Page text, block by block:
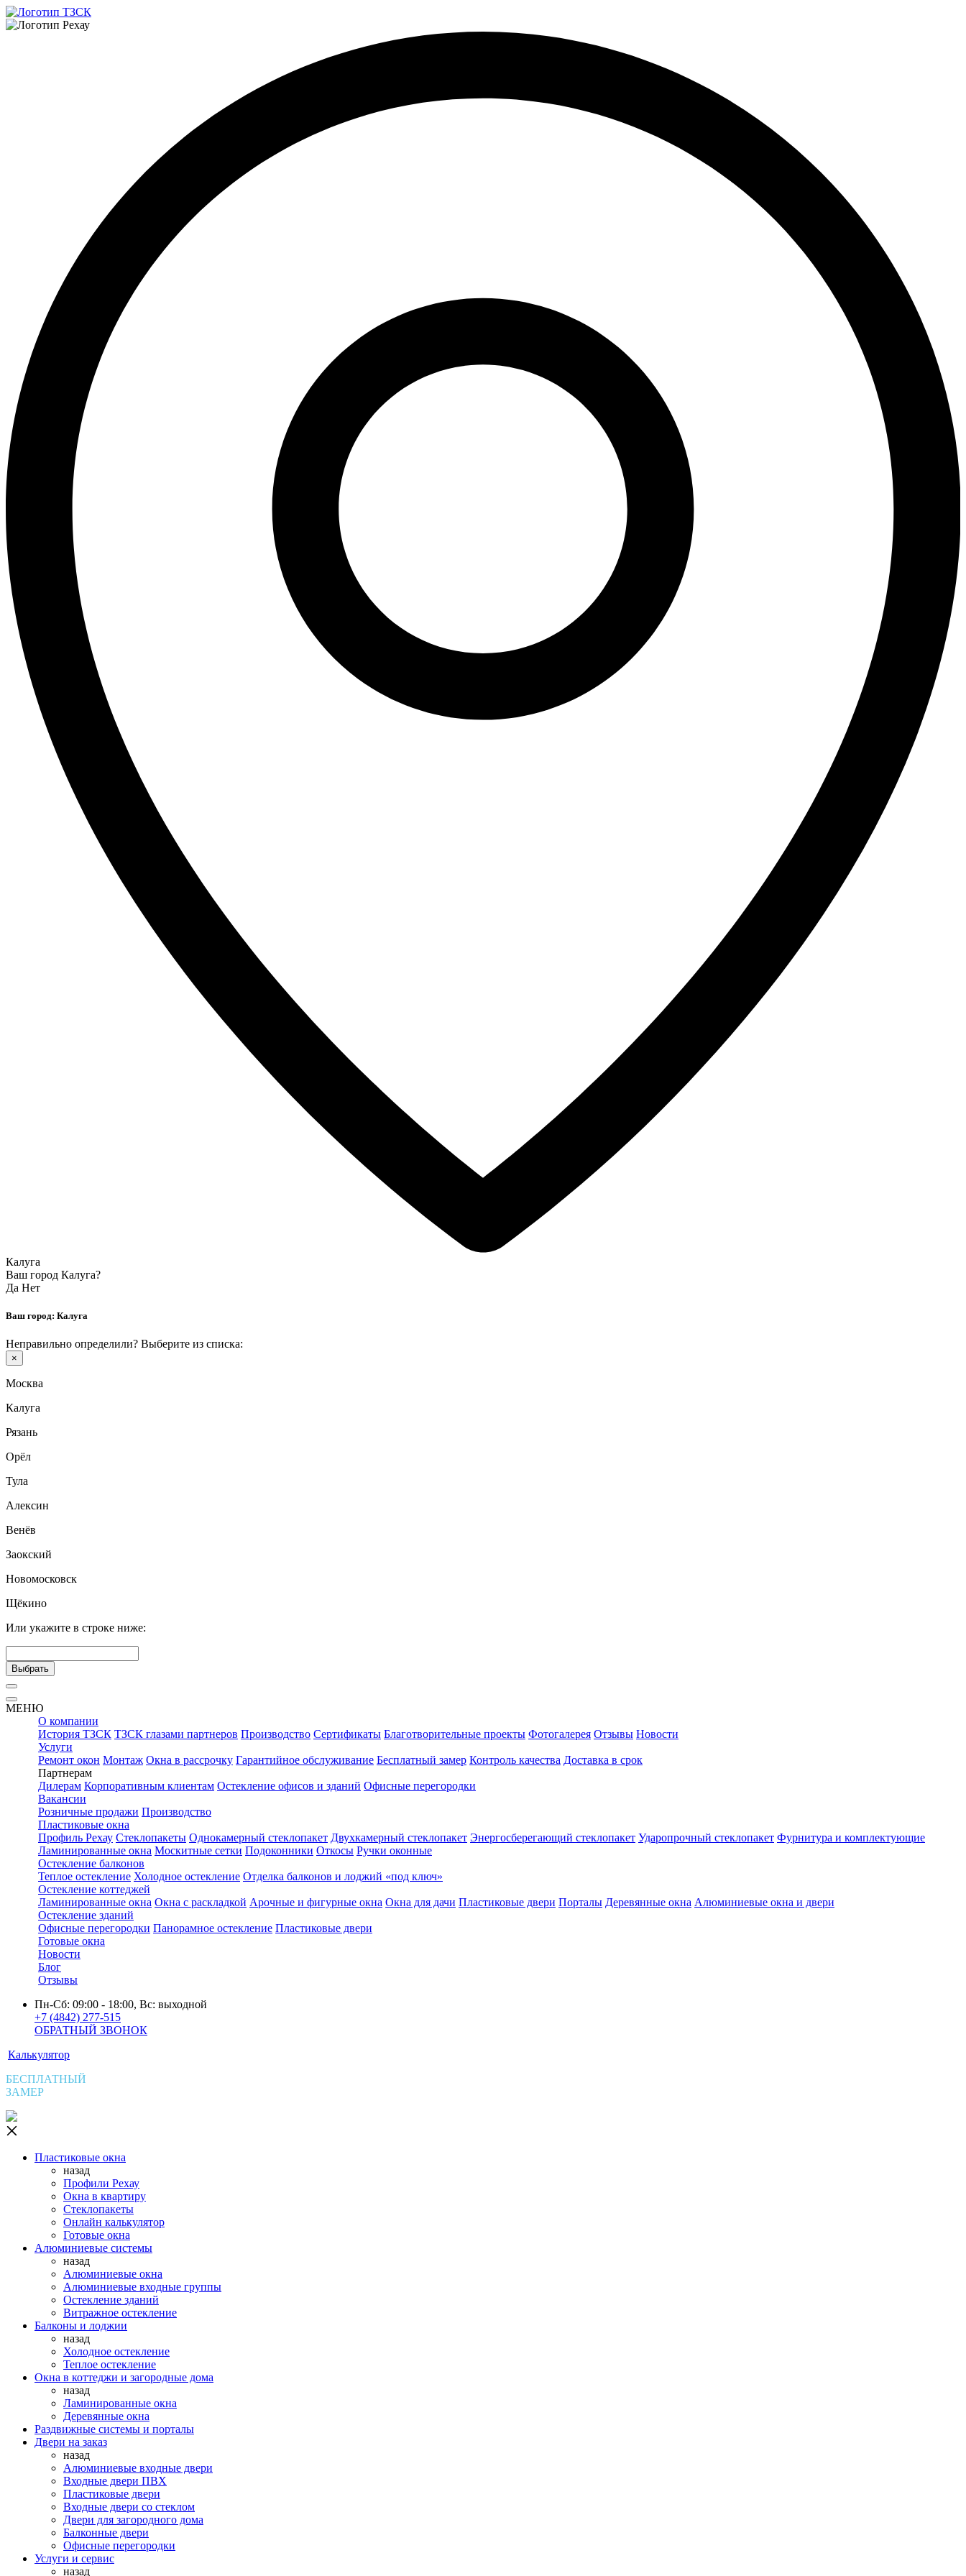
Калуга
Ваш город Калуга?
Да Нет
Ваш город: Калуга
Неправильно определили? Выберите из списка:
×
Москва
Калуга
Рязань
Орёл
Тула
Алексин
Венёв
Заокский
Новомосковск
Щёкино
Или укажите в строке ниже:
Выбрать
МЕНЮ
О компании
История ТЗСК ТЗСК глазами партнеров Производство Сертификаты Благотворительные проекты Фотогалерея Отзывы Новости
Услуги
Ремонт окон Монтаж Окна в рассрочку Гарантийное обслуживание Бесплатный замер Контроль качества Доставка в срок
Партнерам
Дилерам Корпоративным клиентам Остекление офисов и зданий Офисные перегородки
Вакансии
Розничные продажи Производство
Пластиковые окна
Профиль Рехау Стеклопакеты Однокамерный стеклопакет Двухкамерный стеклопакет Энергосберегающий стеклопакет Ударопрочный стеклопакет Фурнитура и комплектующие
Ламинированные окна Москитные сетки Подоконники Откосы Ручки оконные
Остекление балконов
Теплое остекление Холодное остекление Отделка балконов и лоджий «под ключ»
Остекление коттеджей
Ламинированные окна Окна с раскладкой Арочные и фигурные окна Окна для дачи Пластиковые двери Порталы Деревянные окна Алюминиевые окна и двери
Остекление зданий
Офисные перегородки Панорамное остекление Пластиковые двери
Готовые окна
Новости
Блог
Отзывы
Пн-Сб: 09:00 - 18:00, Вс: выходной
+7 (4842) 277-515
ОБРАТНЫЙ ЗВОНОК
Калькулятор
БЕСПЛАТНЫЙ
ЗАМЕР
Пластиковые окна
назад
Профили Рехау
Окна в квартиру
Стеклопакеты
Онлайн калькулятор
Готовые окна
Алюминиевые системы
назад
Алюминиевые окна
Алюминиевые входные группы
Остекление зданий
Витражное остекление
Балконы и лоджии
назад
Холодное остекление
Теплое остекление
Окна в коттеджи и загородные дома
назад
Ламинированные окна
Деревянные окна
Раздвижные системы и порталы
Двери на заказ
назад
Алюминиевые входные двери
Входные двери ПВХ
Пластиковые двери
Входные двери со стеклом
Двери для загородного дома
Балконные двери
Офисные перегородки
Услуги и сервис
назад